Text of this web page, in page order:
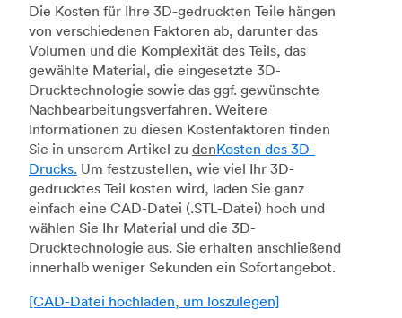
Die Kosten für Ihre 3D-gedruckten Teile hängen
von verschiedenen Faktoren ab, darunter das
Volumen und die Komplexität des Teils, das
gewählte Material, die eingesetzte 3D-
Drucktechnologie sowie das ggf. gewünschte
Nachbearbeitungsverfahren. Weitere
Informationen zu diesen Kostenfaktoren finden
Sie in unserem Artikel zu denKosten des 3D-
Drucks. Um festzustellen, wie viel Ihr 3D-
gedrucktes Teil kosten wird, laden Sie ganz
einfach eine CAD-Datei (.STL-Datei) hoch und
wählen Sie Ihr Material und die 3D-
Drucktechnologie aus. Sie erhalten anschließend
innerhalb weniger Sekunden ein Sofortangebot.
[CAD-Datei hochladen, um loszulegen]